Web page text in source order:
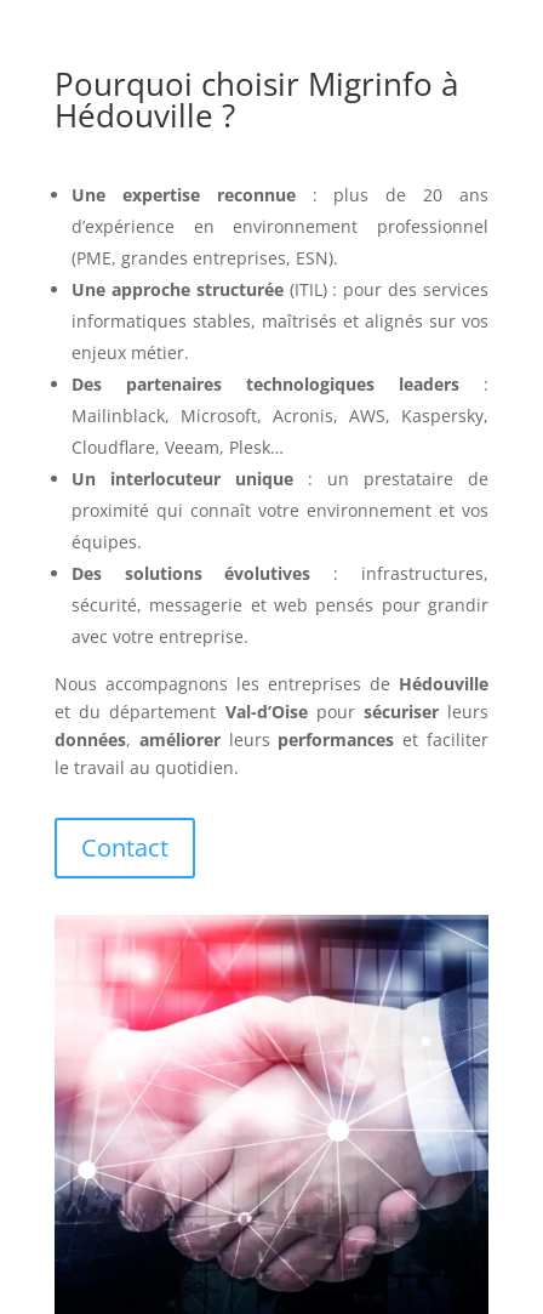
Pourquoi choisir Migrinfo à
Hédouville ?
Une expertise reconnue: plus de 20 ans
d’expérience en environnement professionnel
(PME, grandes entreprises, ESN).
Une approche structurée(ITIL) : pour des services
informatiques stables, maîtrisés et alignés sur vos
enjeux métier.
Des partenaires technologiques leaders :
Mailinblack, Microsoft, Acronis, AWS, Kaspersky,
Cloudflare, Veeam, Plesk…
Un interlocuteur unique: un prestataire de
proximité qui connaît votre environnement et vos
équipes.
Des solutions évolutives : infrastructures,
sécurité, messagerie et web pensés pour grandir
avec votre entreprise.
Nous accompagnons les entreprises de Hédouville
et du département Val-d’Oisepour sécuriserleurs
données, améliorerleurs performances et faciliter
le travail au quotidien.
Contact